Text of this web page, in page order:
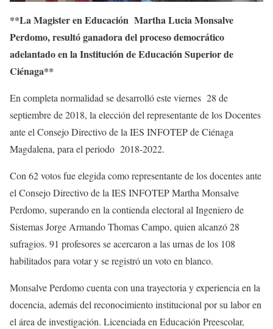
**La Magister en Educación Martha Lucia Monsalve
Perdomo, resultó ganadora del proceso democrático
adelantado en la Institución de Educación Superior de
Ciénaga**
En completa normalidad se desarrolló este viernes 28 de
septiembre de 2018, la elección del representante de los Docentes
ante el Consejo Directivo de la IES INFOTEP de Ciénaga
Magdalena, para el periodo 2018-2022.
Con 62 votos fue elegida como representante de los docentes ante
el Consejo Directivo de la IES INFOTEP Martha Monsalve
Perdomo, superando en la contienda electoral al Ingeniero de
Sistemas Jorge Armando Thomas Campo, quien alcanzó 28
sufragios. 91 profesores se acercaron a las urnas de los 108
habilitados para votar y se registró un voto en blanco.
Monsalve Perdomo cuenta con una trayectoria y experiencia en la
docencia, además del reconocimiento institucional por su labor en
el área de investigación. Licenciada en Educación Preescolar,